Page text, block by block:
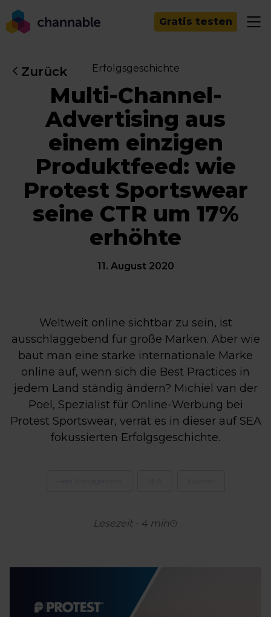
Gratis testen
Zurück Erfolgsgeschichte
Multi-Channel-
Advertising aus
einem einzigen
Produktfeed: wie
Protest Sportswear
seine CTR um 17%
erhöhte
11. August 2020
Weltweit online sichtbar zu sein, ist
ausschlaggebend für große Marken. Aber wie
baut man eine starke internationale Marke
online auf, wenn sich die Best Practices in
jedem Land ständig ändern? Michiel van der
Poel, Spezialist für Online-Werbung bei
Protest Sportswear, verrät es in dieser auf SEA
fokussierten Erfolgsgeschichte.
Lesezeit - 4 min